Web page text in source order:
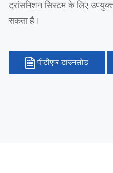
ट्रांसमिशन सिस्टम के लिए
सकता है।
पीडीएफ डाउनलोड